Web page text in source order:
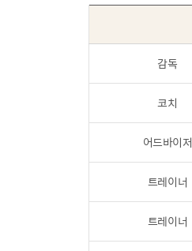
감독
코치
어드바이저
트레이너
트레이너